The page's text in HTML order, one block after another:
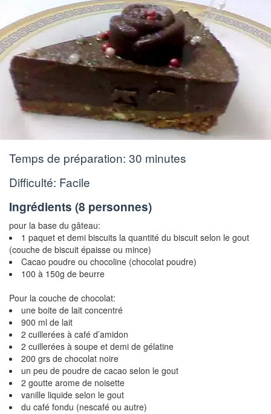
Temps de préparation: 30 minutes
Difficulté: Facile
Ingrédients (8 personnes)
pour la base du gâteau:
1 paquet et demi biscuits la quantité du biscuit selon le gout
(couche de biscuit épaisse ou mince)
Cacao poudre ou chocoline (chocolat poudre)
100 à 150g de beurre
Pour la couche de chocolat:
une boite de lait concentré
900 ml de lait
2 cuillerées à café d’amidon
2 cuillerées à soupe et demi de gélatine
200 grs de chocolat noire
un peu de poudre de cacao selon le gout
2 goutte arome de noisette
vanille liquide selon le gout
du café fondu (nescafé ou autre)